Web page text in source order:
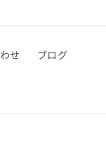
せ ブログ